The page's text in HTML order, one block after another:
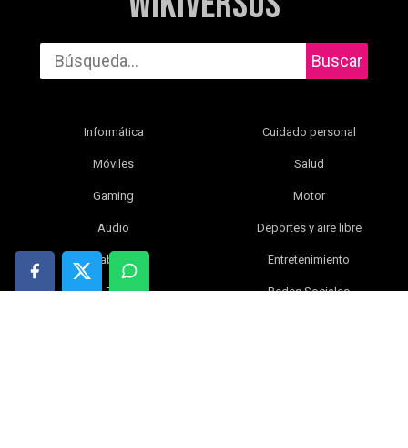
Buscar
Informática
Móviles
Gaming
Audio
Tablets
TV
Cuidado personal
Salud
Motor
Deportes y aire libre
Entretenimiento
Redes Sociales